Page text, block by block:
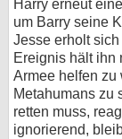
Harry erneut
um Barry seine
Jesse erholt
Ereignis hält ihn
Armee helfen zu
Metahumans zu
retten muss,
ignorierend,